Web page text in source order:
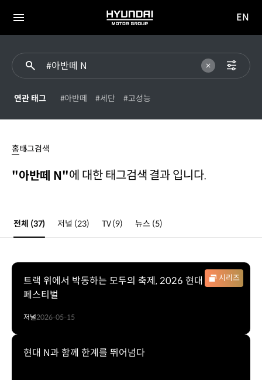
전체
HYUNDAI
MOTOR
이동
EN
연관 태그 #아반떼 #세단 #고성능
홈태그검색
"아반떼 N"에 대한 태그검색 결과 입니다.
전체 (37) 저널 (23) TV(9) 뉴스 (5)
시리즈
트랙 위에서 박동하는 모두의 축제, 2026 현대 N
페스티벌
저널2026-05-15
현대 N과 함께 한계를 뛰어넘다